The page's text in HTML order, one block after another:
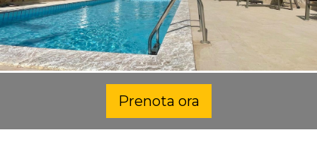
Prenota ora